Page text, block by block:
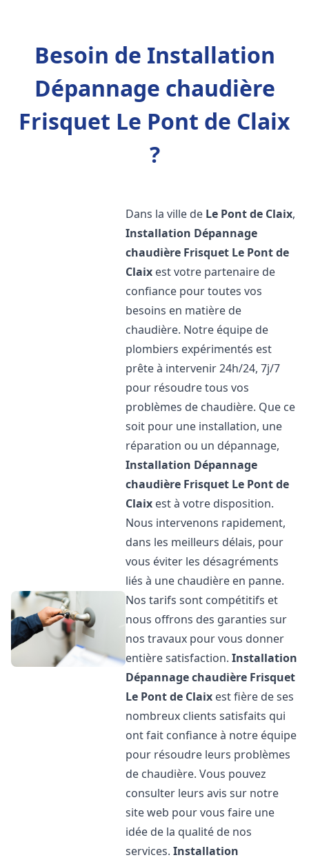
Besoin de Installation
Dépannage chaudière
Frisquet Le Pont de Claix
?
Dans la ville de Le Pont de Claix,
Installation Dépannage
chaudière Frisquet Le Pont de
Claix est votre partenaire de
confiance pour toutes vos
besoins en matière de
chaudière. Notre équipe de
plombiers expérimentés est
prête à intervenir 24h/24, 7j/7
pour résoudre tous vos
problèmes de chaudière. Que ce
soit pour une installation, une
réparation ou un dépannage,
Installation Dépannage
chaudière Frisquet Le Pont de
Claix est à votre disposition.
Nous intervenons rapidement,
dans les meilleurs délais, pour
vous éviter les désagréments
liés à une chaudière en panne.
Nos tarifs sont compétitifs et
nous offrons des garanties sur
nos travaux pour vous donner
entière satisfaction.Installation
Dépannage chaudière Frisquet
Le Pont de Claix est fière de ses
nombreux clients satisfaits qui
ont fait confiance à notre équipe
pour résoudre leurs problèmes
de chaudière. Vous pouvez
consulter leurs avis sur notre
site web pour vous faire une
idée de la qualité de nos
services.Installation